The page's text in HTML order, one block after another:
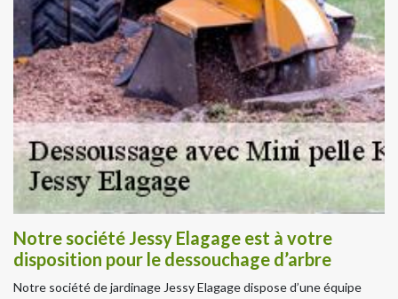
Notre société Jessy Elagage est à votre
disposition pour le dessouchage d’arbre
Notre société de jardinage Jessy Elagage dispose d’une équipe